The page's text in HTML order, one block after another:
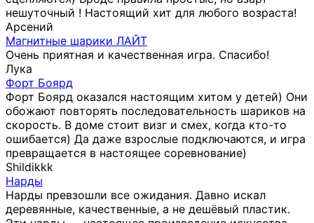
нешуточный ! Настоящий хит для любого возраста!
Арсений
Магнитные шарики ЛАЙТ
Очень приятная и качественная игра. Спасибо!
Лука
Форт Боярд
Форт Боярд оказался настоящим хитом у детей) Они
обожают повторять последовательность шариков на
скорость. В доме стоит визг и смех, когда кто-то
ошибается) Да даже взрослые подключаются, и игра
превращается в настоящее соревнование)
Shildikkk
Нарды
Нарды превзошли все ожидания. Давно искал
деревянные, качественные, а не дешёвый пластик.